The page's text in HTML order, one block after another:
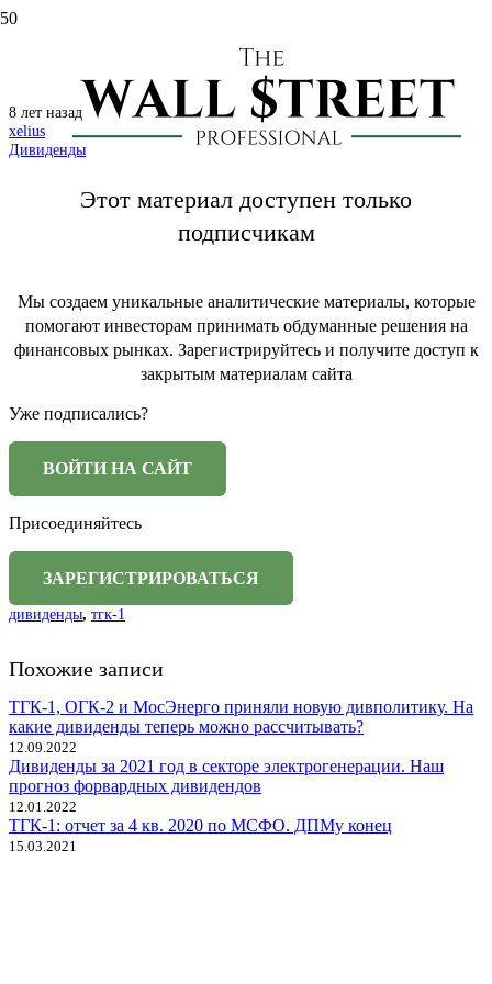
ТГК-1: дивиденды за 2017 год
8 лет назад
xelius
Дивиденды
Этот материал доступен только
подписчикам
Мы создаем уникальные аналитические материалы, которые
помогают инвесторам принимать обдуманные решения на
финансовых рынках. Зарегистрируйтесь и получите доступ к
закрытым материалам сайта
Уже подписались?
Присоединяйтесь
дивиденды, тгк-1
Похожие записи
ТГК-1, ОГК-2 и МосЭнерго приняли новую дивполитику. На
какие дивиденды теперь можно рассчитывать?
12.09.2022
Дивиденды за 2021 год в секторе электрогенерации. Наш
прогноз форвардных дивидендов
12.01.2022
ТГК-1: отчет за 4 кв. 2020 по МСФО. ДПМу конец
15.03.2021